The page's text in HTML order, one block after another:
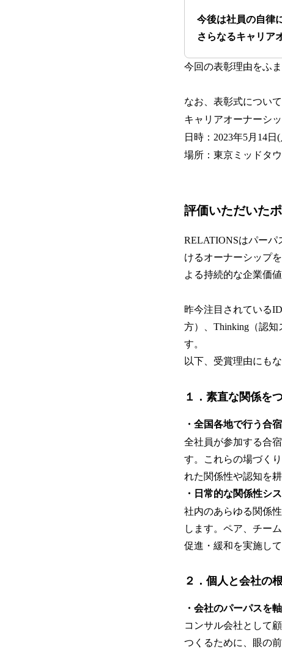
今後は社員の自律
さらなるキャリア
今回の表彰理由をふ
なお、表彰式につい
キャリアオーナーシ
日時：2023年5月14
場所：東京ミッドタ
評価いただいた
RELATIONSはパー
けるオーナーシップ
よる持続的な企業価
昨今注目されている
方）、Thinking（認
す。
以下、受賞理由にも
１．素直な関係を
・全国各地で行う合
全社員が参加する合
す。これらの場づく
れた関係性や認知を
・日常的な関係性シ
社内のあらゆる関係
します。ペア、チー
促進・緩和を実施して
２．個人と会社の
・会社のパーパスを
コンサル会社として
つくるために、眼の